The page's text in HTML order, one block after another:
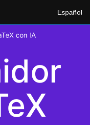
Español
con IA